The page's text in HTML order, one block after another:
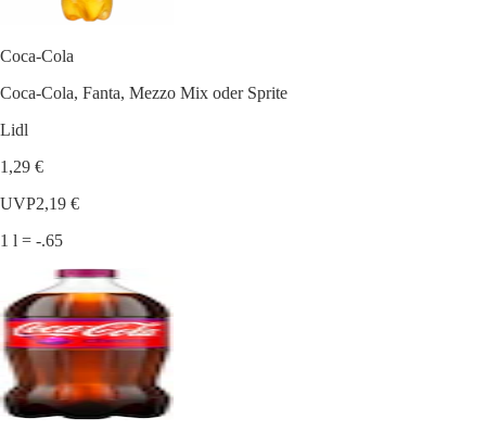
Coca-Cola
Coca-Cola, Fanta, Mezzo Mix oder Sprite
Lidl
1,29 €
UVP2,19 €
1 l = -.65